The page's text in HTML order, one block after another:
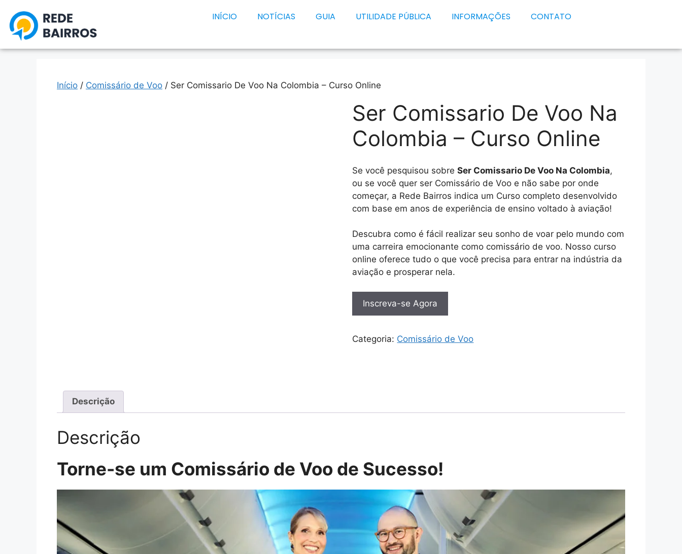
INÍCIO NOTÍCIAS GUIA UTILIDADE PÚBLICA INFORMAÇÕES CONTATO
Início / Comissário de Voo / Ser Comissario De Voo Na Colombia – Curso Online
Ser Comissario De Voo Na
Colombia – Curso Online
Se você pesquisou sobreSer Comissario De Voo Na Colombia,
ou se você quer ser Comissário de Voo e não sabe por onde
começar, a Rede Bairros indica um Curso completo desenvolvido
com base em anos de experiência de ensino voltado à aviação!
Descubra como é fácil realizar seu sonho de voar pelo mundo com
uma carreira emocionante como comissário de voo. Nosso curso
online oferece tudo o que você precisa para entrar na indústria da
aviação e prosperar nela.
Inscreva-se Agora
Categoria: Comissário de Voo
Descrição
Descrição
Torne-se um Comissário de Voo de Sucesso!